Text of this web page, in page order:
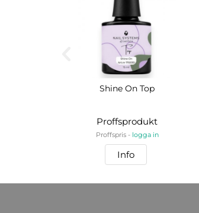
Shine On Top
Proffsprodukt
Proffspris - logga in
Info